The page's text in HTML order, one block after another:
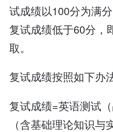
试成绩以100分为满
复试成绩低于60分，
取。
复试成绩按照如下办
复试成绩=英语测试
（含基础理论知识与